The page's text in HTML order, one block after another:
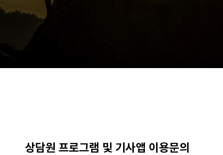
상담원 프로그램 및 기사앱 이용문의